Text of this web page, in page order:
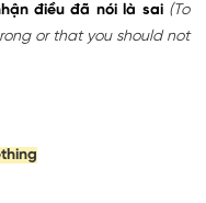
điều đã nói là sai (To
or that you should not